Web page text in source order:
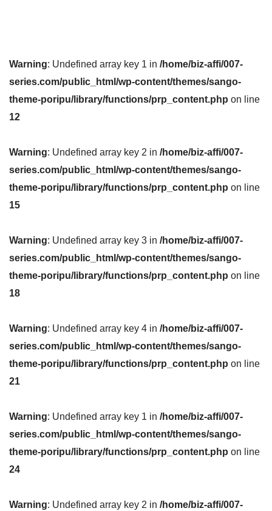
Warning: Undefined array key 1 in /home/biz-affi/007-
series.com/public_html/wp-content/themes/sango-
theme-poripu/library/functions/prp_content.php on line
12
Warning: Undefined array key 2 in /home/biz-affi/007-
series.com/public_html/wp-content/themes/sango-
theme-poripu/library/functions/prp_content.php on line
15
Warning: Undefined array key 3 in /home/biz-affi/007-
series.com/public_html/wp-content/themes/sango-
theme-poripu/library/functions/prp_content.php on line
18
Warning: Undefined array key 4 in /home/biz-affi/007-
series.com/public_html/wp-content/themes/sango-
theme-poripu/library/functions/prp_content.php on line
21
Warning: Undefined array key 1 in /home/biz-affi/007-
series.com/public_html/wp-content/themes/sango-
theme-poripu/library/functions/prp_content.php on line
24
Warning: Undefined array key 2 in /home/biz-affi/007-